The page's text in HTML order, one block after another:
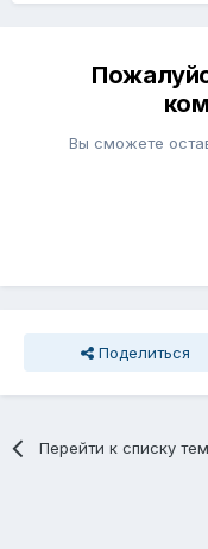
Вы сможете
Поделиться
Перейти к списку тем